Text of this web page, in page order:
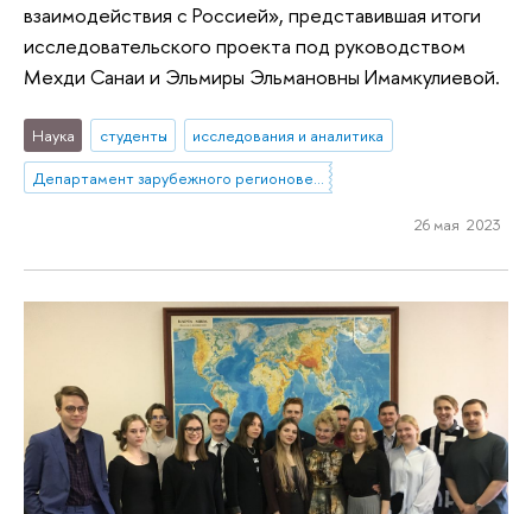
взаимодействия с Россией», представившая итоги
исследовательского проекта под руководством
Мехди Санаи и Эльмиры Эльмановны Имамкулиевой.
Наука студенты
исследования и аналитика
26 мая 2023